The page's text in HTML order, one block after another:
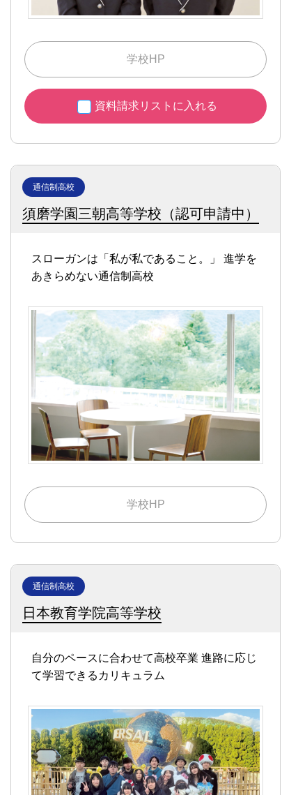
学校HP
資料請求リストに入れる
通信制高校
須磨学園三朝高等学校（認可申請中）
スローガンは「私が私であること。」
進学を
あきらめない通信制高校
学校HP
通信制高校
日本教育学院高等学校
自分のペースに合わせて高校卒業 進路に応じ
て学習できるカリキュラム